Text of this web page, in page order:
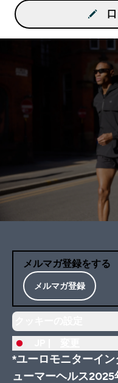
メルマガ登録をする
メルマガ登録
*ユーロモニターイ
ューマーヘルス